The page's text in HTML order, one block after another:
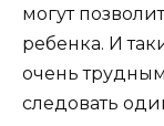
могут
ребенка. И
очень
следовать